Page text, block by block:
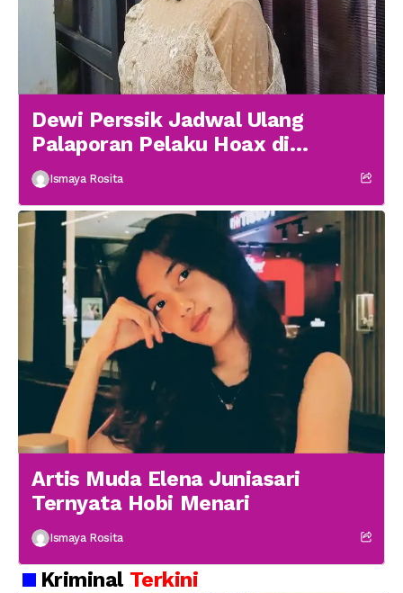
Dewi Perssik Jadwal Ulang
Palaporan Pelaku Hoax di
Medsos
Ismaya Rosita
Artis Muda Elena Juniasari
Ternyata Hobi Menari
Ismaya Rosita
Kriminal Terkini